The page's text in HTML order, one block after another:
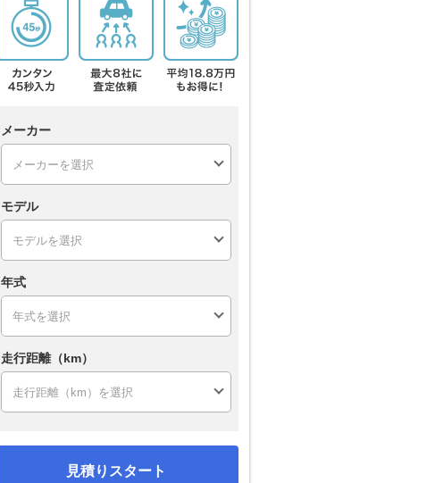
メーカー
モデル
年式
走行距離（km）
見積りスタート